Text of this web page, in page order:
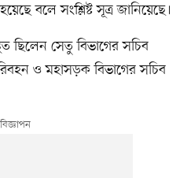
বলে সংশ্লিষ্ট সূত্র জানিয়েছে।
ছিলেন সেতু বিভাগের সচিব
ও মহাসড়ক বিভাগের সচিব